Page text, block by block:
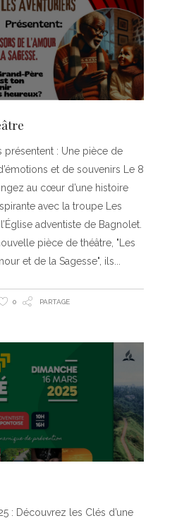
présentent : Une pièce de
et de souvenirs Le 8
au cœur d’une histoire
avec la troupe Les
adventiste de Bagnolet.
pièce de théâtre, "Les
et de la Sagesse", ils
0 PARTAGE
: Découvrez les Clés d’une